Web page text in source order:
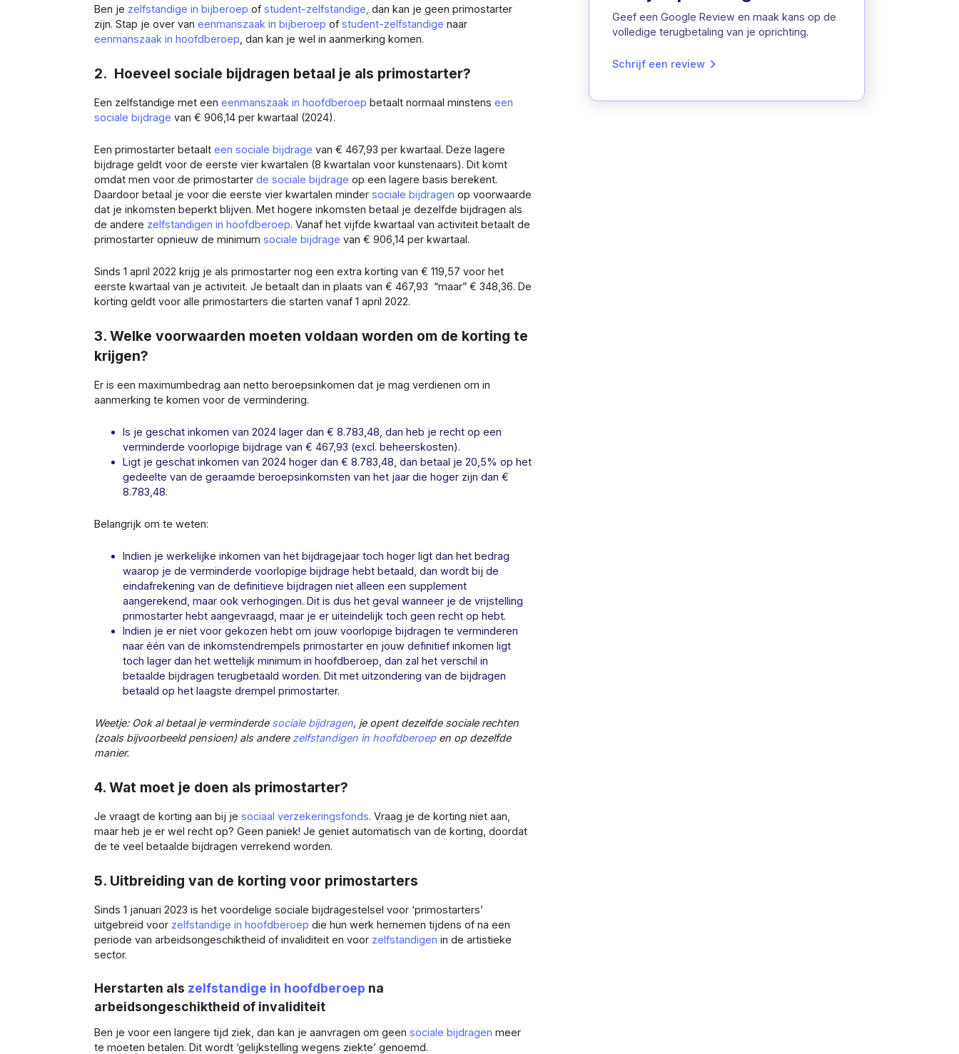
Ben je zelfstandige in bijberoep of student-zelfstandige, dan kan je geen primostarter
zijn. Stap je over van eenmanszaak in bijberoep of student-zelfstandige naar
eenmanszaak in hoofdberoep , dan kan je wel in aanmerking komen.
2. Hoeveel sociale bijdragen betaal je als primostarter?
Een zelfstandige met een eenmanszaak in hoofdberoep betaalt normaal minstens een
sociale bijdrage van € 906,14 per kwartaal (2024).
Een primostarter betaalt een sociale bijdrage van € 467,93 per kwartaal. Deze lagere
bijdrage geldt voor de eerste vier kwartalen (8 kwartalan voor kunstenaars). Dit komt
omdat men voor de primostarter de sociale bijdrage op een lagere basis berekent.
Daardoor betaal je voor die eerste vier kwartalen minder sociale bijdragen op voorwaarde
dat je inkomsten beperkt blijven. Met hogere inkomsten betaal je dezelfde bijdragen als
de andere zelfstandigen in hoofdberoep. Vanaf het vijfde kwartaal van activiteit betaalt de
primostarter opnieuw de minimum sociale bijdrage van € 906,14 per kwartaal.
Sinds 1 april 2022 krijg je als primostarter nog een extra korting van € 119,57 voor het
eerste kwartaal van je activiteit. Je betaalt dan in plaats van € 467,93 “maar” € 348,36. De
korting geldt voor alle primostarters die starten vanaf 1 april 2022.
3. Welke voorwaarden moeten voldaan worden om de korting te
krijgen?
Er is een maximumbedrag aan netto beroepsinkomen dat je mag verdienen om in
aanmerking te komen voor de vermindering.
Is je geschat inkomen van 2024 lager dan € 8.783,48, dan heb je recht op een
verminderde voorlopige bijdrage van € 467,93 (excl. beheerskosten).
Ligt je geschat inkomen van 2024 hoger dan € 8.783,48, dan betaal je 20,5% op het
gedeelte van de geraamde beroepsinkomsten van het jaar die hoger zijn dan €
8.783,48.
Belangrijk om te weten:
Indien je werkelijke inkomen van het bijdragejaar toch hoger ligt dan het bedrag
waarop je de verminderde voorlopige bijdrage hebt betaald, dan wordt bij de
eindafrekening van de definitieve bijdragen niet alleen een supplement
aangerekend, maar ook verhogingen. Dit is dus het geval wanneer je de vrijstelling
primostarter hebt aangevraagd, maar je er uiteindelijk toch geen recht op hebt.
Indien je er niet voor gekozen hebt om jouw voorlopige bijdragen te verminderen
naar één van de inkomstendrempels primostarter en jouw definitief inkomen ligt
toch lager dan het wettelijk minimum in hoofdberoep, dan zal het verschil in
betaalde bijdragen terugbetaald worden. Dit met uitzondering van de bijdragen
betaald op het laagste drempel primostarter.
Weetje: Ook al betaal je verminderde sociale bijdragen, je opent dezelfde sociale rechten
(zoals bijvoorbeeld pensioen) als andere zelfstandigen in hoofdberoepen op dezelfde
manier.
4. Wat moet je doen als primostarter?
Je vraagt de korting aan bij je sociaal verzekeringsfonds. Vraag je de korting niet aan,
maar heb je er wel recht op? Geen paniek! Je geniet automatisch van de korting, doordat
de te veel betaalde bijdragen verrekend worden.
5. Uitbreiding van de korting voor primostarters
Sinds 1 januari 2023 is het voordelige sociale bijdragestelsel voor ‘primostarters’
uitgebreid voor zelfstandige in hoofdberoep die hun werk hernemen tijdens of na een
periode van arbeidsongeschiktheid of invaliditeit en voor zelfstandigen in de artistieke
sector.
Herstarten als zelfstandige in hoofdberoep na
arbeidsongeschiktheid of invaliditeit
Ben je voor een langere tijd ziek, dan kan je aanvragen om geen sociale bijdragen meer
te moeten betalen. Dit wordt ‘gelijkstelling wegens ziekte’ genoemd.
Geef een Google Review en maak kans op de
volledige terugbetaling van je oprichting.
Schrijf een review